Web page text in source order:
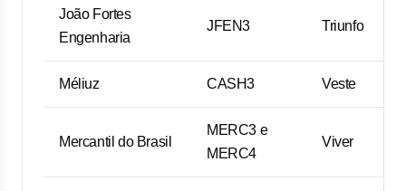
João Fortes
Engenharia
JFEN3 Triunfo
Méliuz CASH3 Veste
Mercantil do Brasil
MERC3 e
MERC4
Viver